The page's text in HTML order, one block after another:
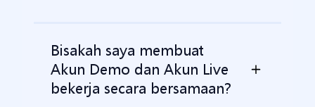
Bisakah saya membuat
Akun Demo dan Akun Live
bekerja secara bersamaan?